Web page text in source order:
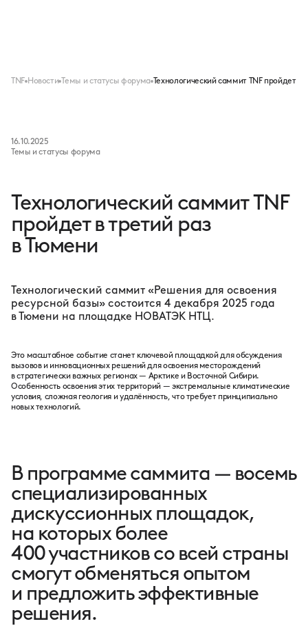
TNF Новости Темы и статусы форума Технологический саммит TNF пройдет в
16.10.2025
Темы и статусы форума
Технологический саммит TNF
пройдет в третий раз
в Тюмени
Технологический саммит «Решения для освоения
ресурсной базы» состоится 4 декабря 2025 года
в Тюмени на площадке НОВАТЭК НТЦ.
Это масштабное событие станет ключевой площадкой для обсуждения
вызовов и инновационных решений для освоения месторождений
в стратегически важных регионах — Арктике и Восточной Сибири.
Особенность освоения этих территорий — экстремальные климатические
условия, сложная геология и удалённость, что требует принципиально
новых технологий.
В программе саммита — восемь
специализированных
дискуссионных площадок,
на которых более
400 участников со всей страны
смогут обменяться опытом
и предложить эффективные
решения.